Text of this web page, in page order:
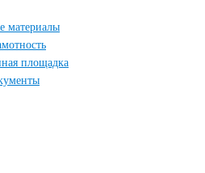
материалы
площадка